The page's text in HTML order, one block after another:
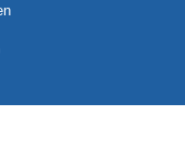
& TEXTLINK